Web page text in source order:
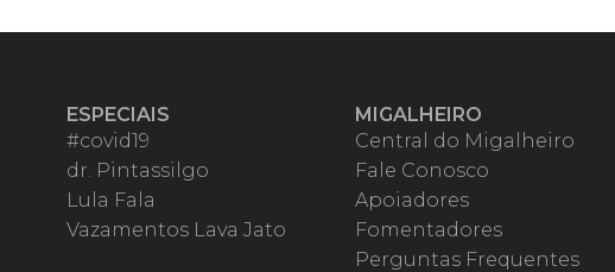
ESPECIAIS
#covid19
dr. Pintassilgo
Lula Fala
Vazamentos Lava Jato
MIGALHEIRO
Central do Migalheiro
Fale Conosco
Apoiadores
Fomentadores
Perguntas Frequentes